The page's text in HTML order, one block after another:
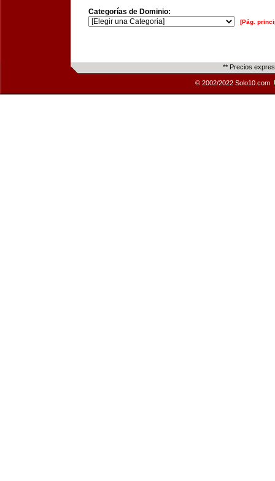
Categorías de Dominio:
[Pág.
** Precios
© 2002/2022 Solo10.com